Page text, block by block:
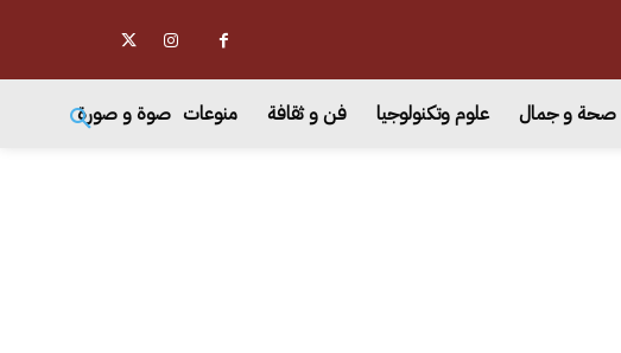
صحة و جمال علوم وتكنولوجيا فن و ثقافة منوعات صوة و صورة